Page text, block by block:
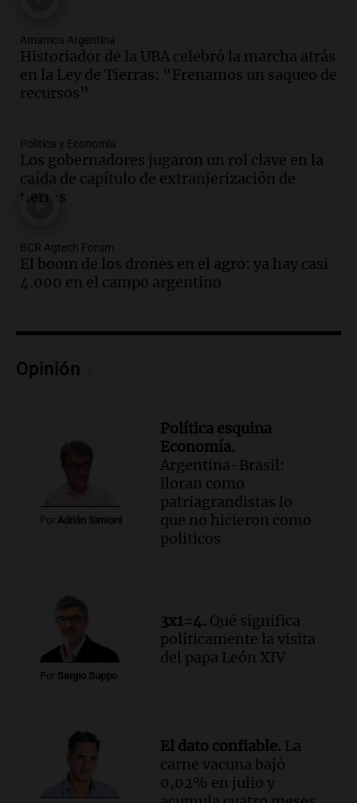
Audio.Historiador de la UBA celebró la
marcha atrás en la Ley de Tierras:
“Frenamos un saqueo de recursos”
Amamos Argentina
Audio.Ahyre estuvo en el Estudio
Federal Sancor Seguros y adelantó su
nuevo tema a Cadena 3 Rosario.
Viva la Radio Rosario
Cristo Redentor por acumulación de
nieve se extiende a 22 días
Panorama Federal
Audio.Estudiantes de Italia realizan
enriquecer su formación educativa
La Universidad de Milán y su
colaboración con la municipalidad para
la educación y parques
Audio.El papamóvil de Juan Pablo II
revive con la visita de León XIV y una
Episodios
Audio.
Monseñor Fenoy celebra la visita
de León XIV a Argentina y reflexiona
sobre su impacto espiritual
Panorama Federal
Fe relativiza el impacto del fallo sobre
jubilaciones en la provincia
Panorama Federal
Episodios
Amamos Argentina
Historiador de la UBA celebró la marcha atrás
en la Ley de Tierras: “Frenamos un saqueo de
recursos”
Política y Economía
Los gobernadores jugaron un rol clave en la
caída de capítulo de extranjerización de
tierras
BCR Agtech Forum
El boom de los drones en el agro: ya hay casi
4.000 en el campo argentino
Opinión
Por Adrián Simioni
Política esquina
Economía.
Argentina-Brasil:
lloran como
patriagrandistas lo
que no hicieron como
politicos
Por Sergio Suppo
3x1=4. Qué significa
políticamente la visita
del papa León XIV
El dato confiable. La
carne vacuna bajó
0,02% en julio y